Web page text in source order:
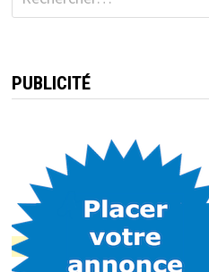
PUBLICITÉ